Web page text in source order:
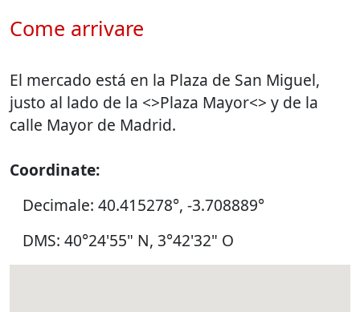
Come arrivare
El mercado está en la Plaza de San Miguel,
justo al lado de la <>Plaza Mayor<> y de la
calle Mayor de Madrid.
Coordinate:
Decimale: 40.415278°, -3.708889°
DMS: 40°24'55" N, 3°42'32" O